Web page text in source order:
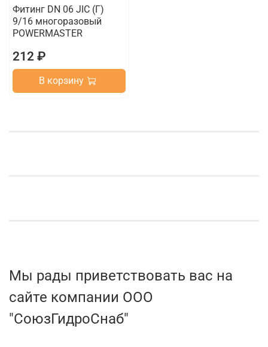
Фитинг DN 06 JIC (Г)
9/16 многоразовый
POWERMASTER
212 ₽
В корзину
Мы рады приветствовать вас на
сайте компании ООО
"СоюзГидроСнаб"